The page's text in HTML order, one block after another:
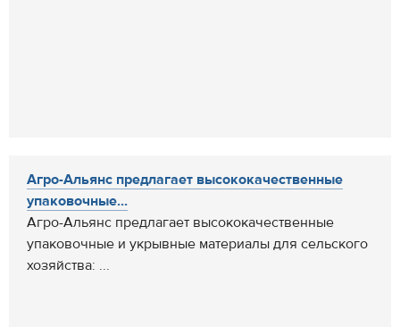
Агро-Альянс предлагает высококачественные
упаковочные...
Агро-Альянс предлагает высококачественные
упаковочные и укрывные материалы для сельского
хозяйства: ...